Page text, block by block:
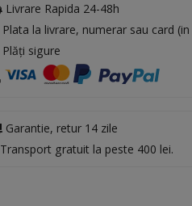
Livrare Rapida 24-48h
Plata la livrare, numerar sau card
Plăți sigure
Garantie, retur 14 zile
Transport gratuit la peste 400 lei.